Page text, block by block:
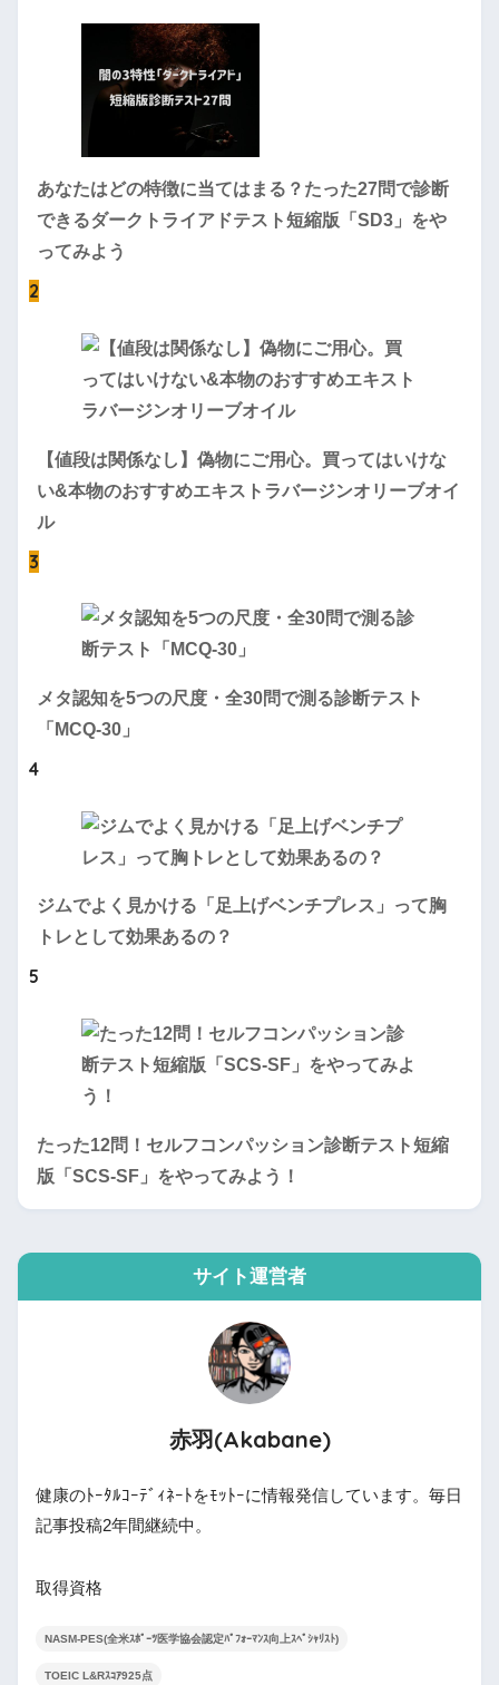
あなたはどの特徴に当てはまる？たった27問で診断
できるダークトライアドテスト短縮版「SD3」をや
ってみよう
2
【値段は関係なし】偽物にご用心。買ってはいけな
い&本物のおすすめエキストラバージンオリーブオイ
ル
3
メタ認知を5つの尺度・全30問で測る診断テスト
「MCQ-30」
4
ジムでよく見かける「足上げベンチプレス」って胸
トレとして効果あるの？
5
たった12問！セルフコンパッション診断テスト短縮
版「SCS-SF」をやってみよう！
サイト運営者
赤羽(Akabane)
健康のﾄｰﾀﾙｺｰﾃﾞｨﾈｰﾄをﾓｯﾄｰに情報発信しています。毎日
記事投稿2年間継続中。
取得資格
NASM-PES(全米ｽﾎﾟｰﾂ医学協会認定ﾊﾟﾌｫｰﾏﾝｽ向上ｽﾍﾟｼｬﾘｽﾄ)
TOEIC L&Rｽｺｱ925点